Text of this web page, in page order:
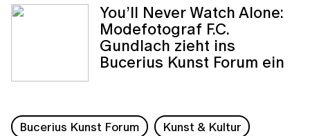
You’ll Never Watch Alone:
Modefotograf F.C.
Gundlach zieht ins
Bucerius Kunst Forum ein
Bucerius Kunst Forum
Kunst & Kultur